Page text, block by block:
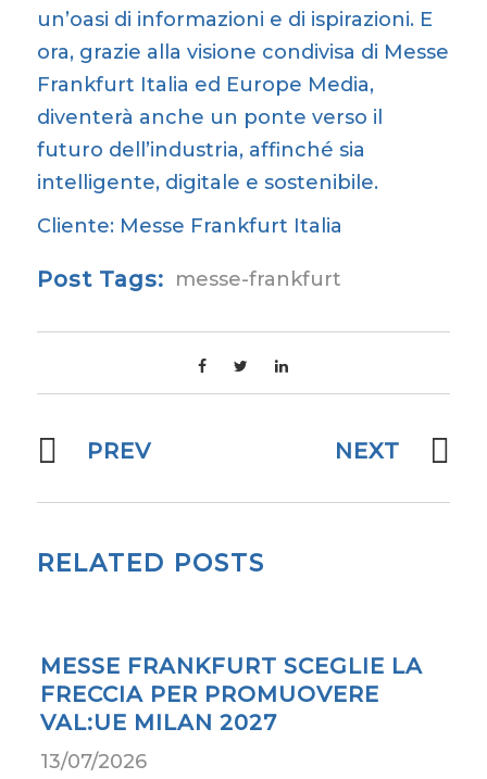
un’oasi di informazioni e di ispirazioni. E
ora, grazie alla visione condivisa di Messe
Frankfurt Italia ed Europe Media,
diventerà anche un ponte verso il
futuro dell’industria, affinché sia
intelligente, digitale e sostenibile.
Cliente: Messe Frankfurt Italia
Post Tags: messe-frankfurt
PREV NEXT
RELATED POSTS
MESSE FRANKFURT SCEGLIE LA
FRECCIA PER PROMUOVERE
VAL:UE MILAN 2027
13/07/2026